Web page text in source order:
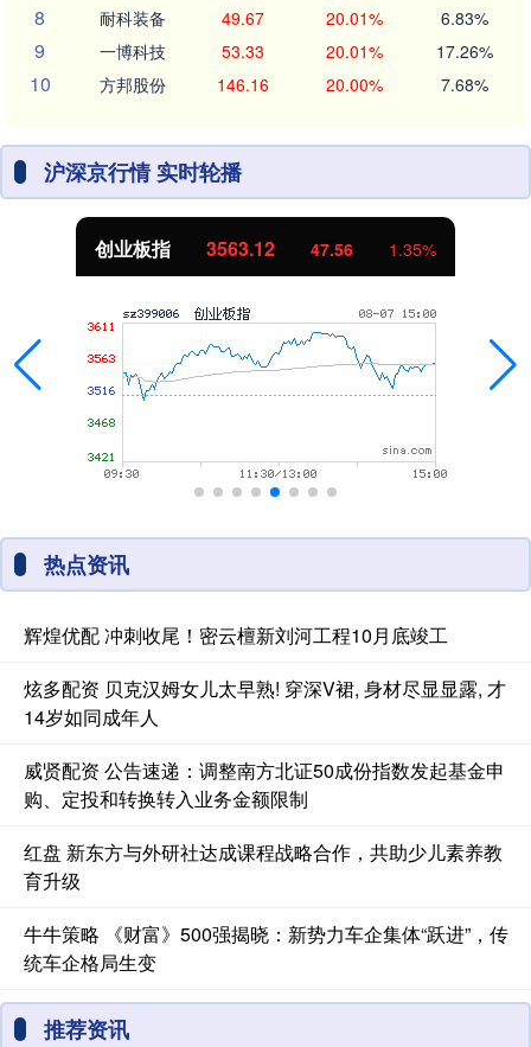
8 耐科装备 49.67 20.01% 6.83%
9 一博科技 53.33 20.01% 17.26%
10 方邦股份 146.16 20.00% 7.68%
沪深京行情 实时轮播
创业板指 3563.12 47.56 1.35%
热点资讯
辉煌优配 冲刺收尾！密云檀新刘河工程10月底竣工
炫多配资 贝克汉姆女儿太早熟! 穿深V裙, 身材尽显显露, 才
14岁如同成年人
威贤配资 公告速递：调整南方北证50成份指数发起基金申
购、定投和转换转入业务金额限制
红盘 新东方与外研社达成课程战略合作，共助少儿素养教
育升级
牛牛策略 《财富》500强揭晓：新势力车企集体“跃进”，传
统车企格局生变
推荐资讯